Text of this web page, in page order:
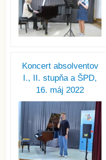
Koncert absolventov
I., II. stupňa a ŠPD,
16. máj 2022